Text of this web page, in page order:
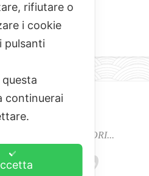
ODORI E SAPORI...
BUON CIBO
rifiutare o
i cookie
pulsanti
continuerai